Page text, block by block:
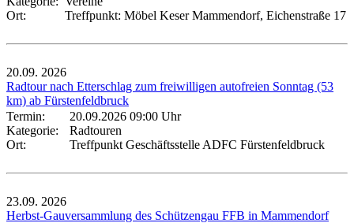
Ort:
Treffpunkt: Möbel Keser Mammendorf, Eichenstraße 17
20.09. 2026
Radtour nach Etterschlag zum freiwilligen autofreien Sonntag (53
km) ab Fürstenfeldbruck
Termin:
20.09.2026 09:00 Uhr
Kategorie:
Radtouren
Ort:
Treffpunkt Geschäftsstelle ADFC Fürstenfeldbruck
23.09. 2026
Herbst-Gauversammlung des Schützengau FFB in Mammendorf